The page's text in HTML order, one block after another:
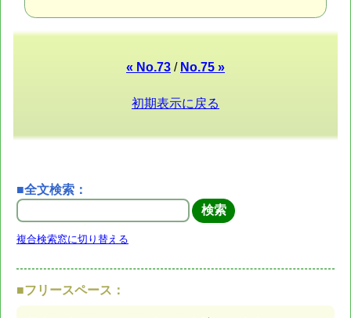
« No.73 / No.75 »
初期表示に戻る
■全文検索：
複合検索窓に切り替える
■フリースペース：